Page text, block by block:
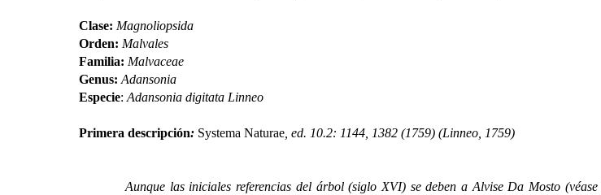
Clase: Magnoliopsida
Orden: Malvales
Familia: Malvaceae
Genus: Adansonia
Especie: Adansonia digitata Linneo
Primera descripción: Systema Naturae , ed. 10.2: 1144, 1382 (1759) (Linneo, 1759)
Aunque las iniciales referencias del árbol (siglo XVI) se deben a Alvise Da Mosto (véase